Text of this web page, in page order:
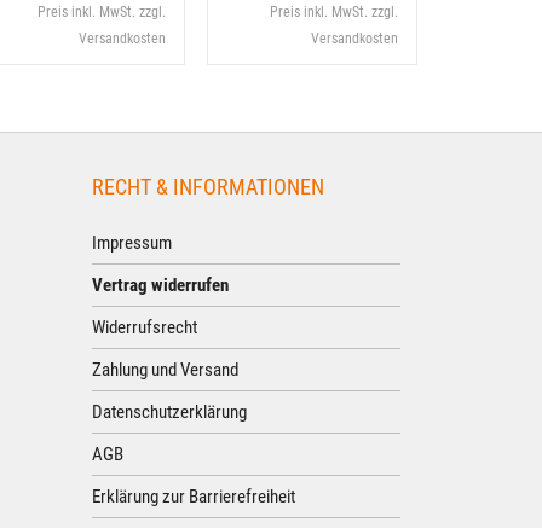
Preis inkl. MwSt. zzgl.
Versandkosten
Preis inkl. MwSt. zzgl.
Versandkosten
RECHT & INFORMATIONEN
Impressum
Vertrag widerrufen
Widerrufsrecht
Zahlung und Versand
Datenschutzerklärung
AGB
Erklärung zur Barrierefreiheit